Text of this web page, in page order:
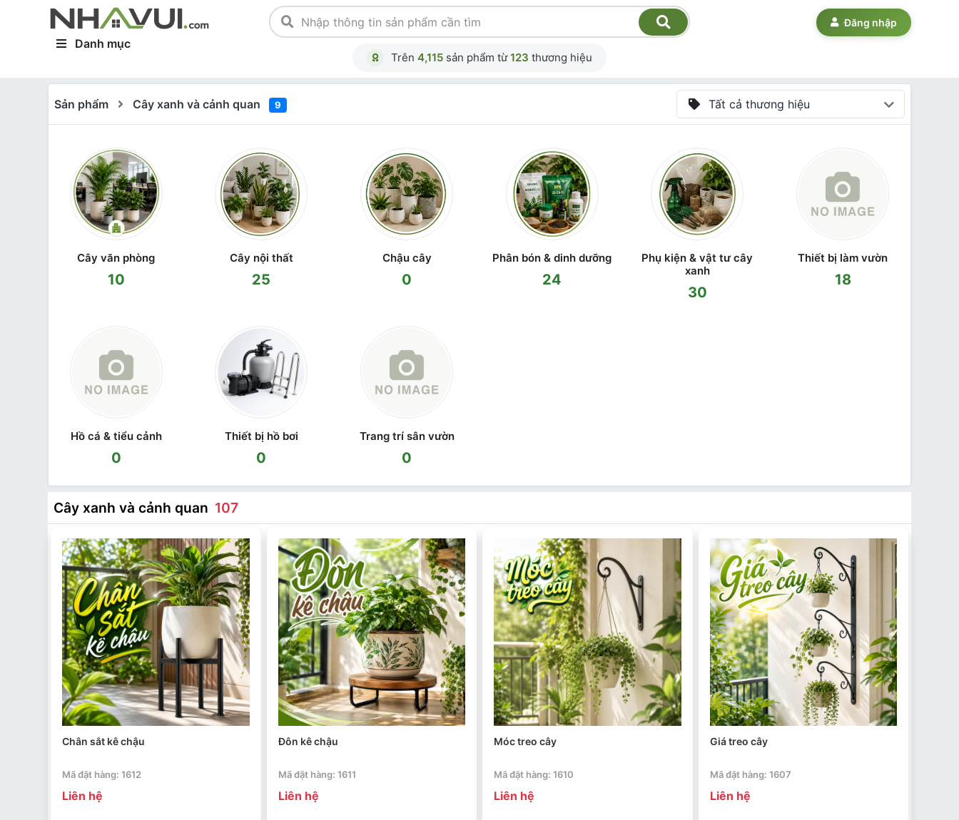
Danh mục
Trên 4,115 sản phẩm từ123 thương hiệu
Đăng nhập
Sản phẩm Cây xanh và cảnh quan 9 Tất cả thương hiệu
Cây văn phòng
10
Cây nội thất
25
Chậu cây
0
Phân bón & dinh dưỡng
24
Phụ kiện & vật tư cây
xanh
30
Thiết bị làm vườn
18
Hồ cá & tiểu cảnh
0
Thiết bị hồ bơi
0
Trang trí sân vườn
0
Cây xanh và cảnh quan 107
Chân sắt kê chậu
Mã đặt hàng: 1612
Liên hệ
Đôn kê chậu
Mã đặt hàng: 1611
Liên hệ
Móc treo cây
Mã đặt hàng: 1610
Liên hệ
Giá treo cây
Mã đặt hàng: 1607
Liên hệ